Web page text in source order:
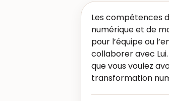
Les compétences
numérique et de
pour l’équipe ou
collaborer avec
que vous voulez
transformation